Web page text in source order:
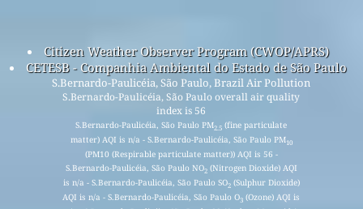
Citizen Weather Observer Program (CWOP/APRS)
CETESB - Companhia Ambiental do Estado de São Paulo
S.Bernardo-Paulicéia, São Paulo, Brazil Air Pollution
S.Bernardo-Paulicéia, São Paulo overall air quality
index is 56
S.Bernardo-Paulicéia, São Paulo PM2.5 (fine particulate
matter) AQI is n/a - S.Bernardo-Paulicéia, São Paulo PM10
(PM10 (Respirable particulate matter)) AQI is 56 -
S.Bernardo-Paulicéia, São Paulo NO2(Nitrogen Dioxide) AQI
is n/a - S.Bernardo-Paulicéia, São Paulo SO2(Sulphur Dioxide)
AQI is n/a - S.Bernardo-Paulicéia, São Paulo O3 (Ozone) AQI is